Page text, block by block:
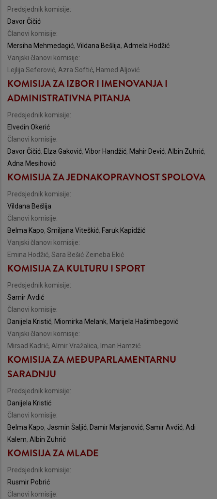
Predsjednik komisije:
Davor Čičić
Članovi komisije:
Mersiha Mehmedagić, Vildana Bešlija, Admela Hodžić
Vanjski članovi komisije:
Lejlija Seferović, Azra Softić, Hamed Aljović
KOMISIJA ZA IZBOR I IMENOVANJA I
ADMINISTRATIVNA PITANJA
Predsjednik komisije:
Elvedin Okerić
Članovi komisije:
Davor Čičić, Elza Gaković, Vibor Handžić, Mahir Dević, Albin Zuhrić,
Adna Mesihović
KOMISIJA ZA JEDNAKOPRAVNOST SPOLOVA
Predsjednik komisije:
Vildana Bešlija
Članovi komisije:
Belma Kapo, Smiljana Viteškić, Faruk Kapidžić
Vanjski članovi komisije:
Emina Hodžić, Sara Bešić Zeineba Ekić
KOMISIJA ZA KULTURU I SPORT
Predsjednik komisije:
Samir Avdić
Članovi komisije:
Danijela Kristić, Miomirka Melank, Marijela Hašimbegović
Vanjski članovi komisije:
Mirsad Kadrić, Almir Vražalica, Iman Hamzić
KOMISIJA ZA MEĐUPARLAMENTARNU
SARADNJU
Predsjednik komisije:
Danijela Kristić
Članovi komisije:
Belma Kapo, Jasmin Šaljić, Damir Marjanović, Samir Avdić, Adi
Kalem, Albin Zuhrić
KOMISIJA ZA MLADE
Predsjednik komisije:
Rusmir Pobrić
Članovi komisije: